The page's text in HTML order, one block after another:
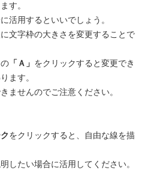
す。
用するといいでしょう。
字枠の大きさを変更することで
「Ａ」 をクリックすると変更でき
ます。
せんのでご注意ください。
をクリックすると、自由な線を描
たい場合に活用してください。